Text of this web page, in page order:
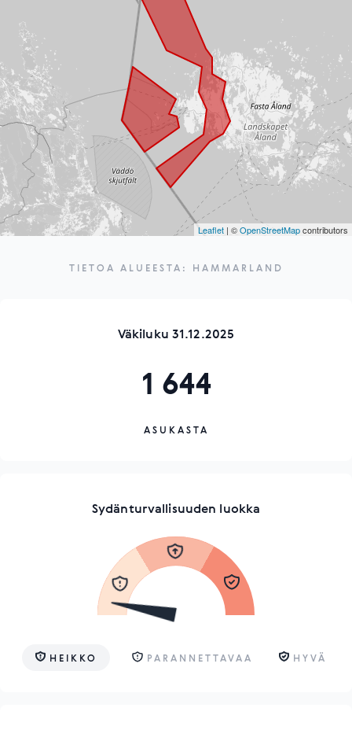
Leaflet | ©OpenStreetMapcontributors
TIETOA ALUEESTA: HAMMARLAND
Väkiluku 31.12.2025
1 644
ASUKASTA
Sydänturvallisuuden luokka
HEIKKO PARANNETTAVAA HYVÄ